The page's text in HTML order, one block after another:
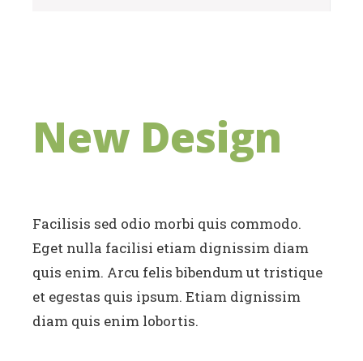
New Design
Facilisis sed odio morbi quis commodo.
Eget nulla facilisi etiam dignissim diam
quis enim. Arcu felis bibendum ut tristique
et egestas quis ipsum. Etiam dignissim
diam quis enim lobortis.